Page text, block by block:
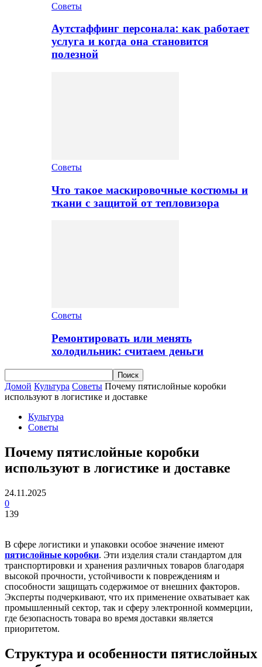
Советы
Аутстаффинг персонала: как работает
услуга и когда она становится
полезной
Советы
Что такое маскировочные костюмы и
ткани с защитой от тепловизора
Советы
Ремонтировать или менять
холодильник: считаем деньги
Домой Культура Советы Почему пятислойные коробки
используют в логистике и доставке
Культура
Советы
Почему пятислойные коробки
используют в логистике и доставке
24.11.2025
0
139
В сфере логистики и упаковки особое значение имеют
пятислойные коробки. Эти изделия стали стандартом для
транспортировки и хранения различных товаров благодаря
высокой прочности, устойчивости к повреждениям и
способности защищать содержимое от внешних факторов.
Эксперты подчеркивают, что их применение охватывает как
промышленный сектор, так и сферу электронной коммерции,
где безопасность товара во время доставки является
приоритетом.
Структура и особенности пятислойных